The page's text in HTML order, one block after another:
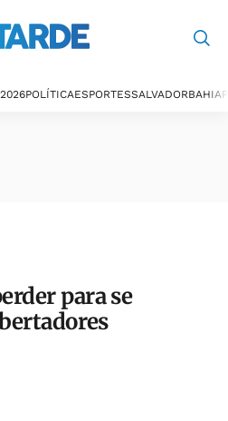
POLÍTICAESPORTESSALVADORBAHIA
para se